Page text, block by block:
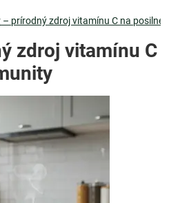
– prírodný zdroj vitamínu C na
zdroj vitamínu C